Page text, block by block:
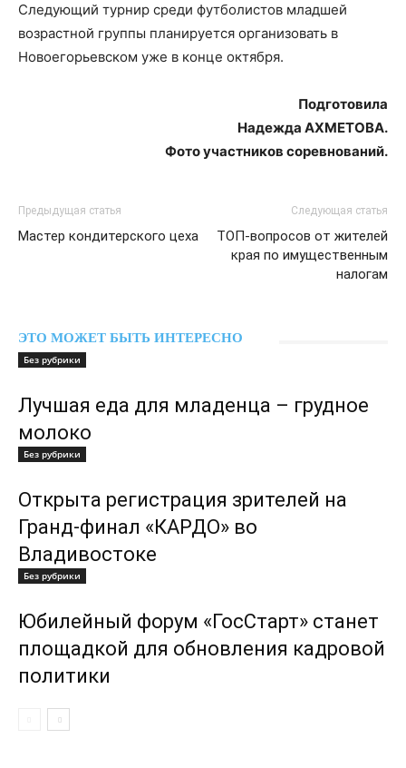
Следующий турнир среди футболистов младшей
возрастной группы планируется организовать в
Новоегорьевском уже в конце октября.
Подготовила
Надежда АХМЕТОВА.
Фотоучастников соревнований.
Предыдущая статья
Мастер кондитерского цеха
Следующая статья
ТОП-вопросов от жителей
края по имущественным
налогам
ЭТО МОЖЕТ БЫТЬ ИНТЕРЕСНО
Без рубрики
Лучшая еда для младенца – грудное
молоко
Без рубрики
Открыта регистрация зрителей на
Гранд-финал «КАРДО» во
Владивостоке
Без рубрики
Юбилейный форум «ГосСтарт» станет
площадкой для обновления кадровой
политики